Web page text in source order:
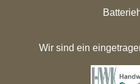
Wir sind ein